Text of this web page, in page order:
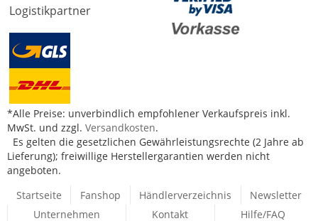
Logistikpartner
*Alle Preise: unverbindlich empfohlener Verkaufspreis inkl.
MwSt. und zzgl. Versandkosten.
Es gelten die gesetzlichen Gewährleistungsrechte (2 Jahre ab
Lieferung); freiwillige Herstellergarantien werden nicht
angeboten.
Startseite
Fanshop Händlerverzeichnis
Newsletter
Unternehmen
Kontakt Hilfe/FAQ